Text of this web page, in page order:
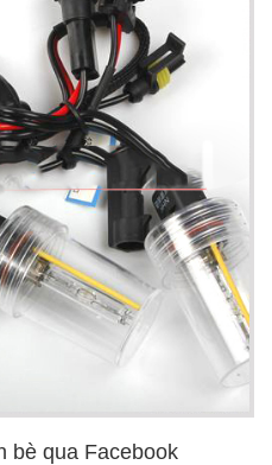
bè qua Facebook